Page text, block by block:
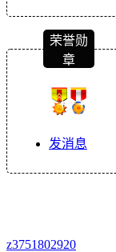
荣誉勋
章
发消息
z3751802920